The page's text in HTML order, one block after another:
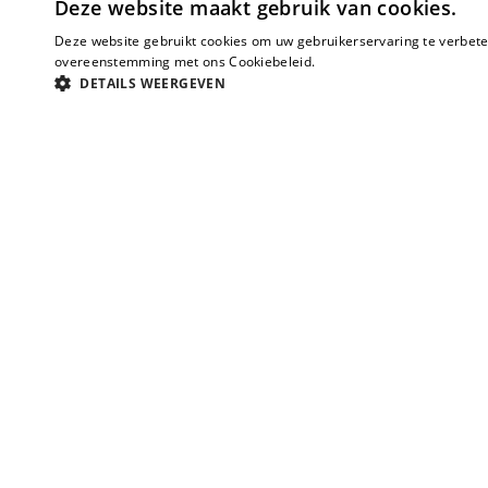
Deze website maakt gebruik van cookies.
Deze website gebruikt cookies om uw gebruikerservaring te
overeenstemming met ons Cookiebeleid.
DETAILS WEERGEVEN